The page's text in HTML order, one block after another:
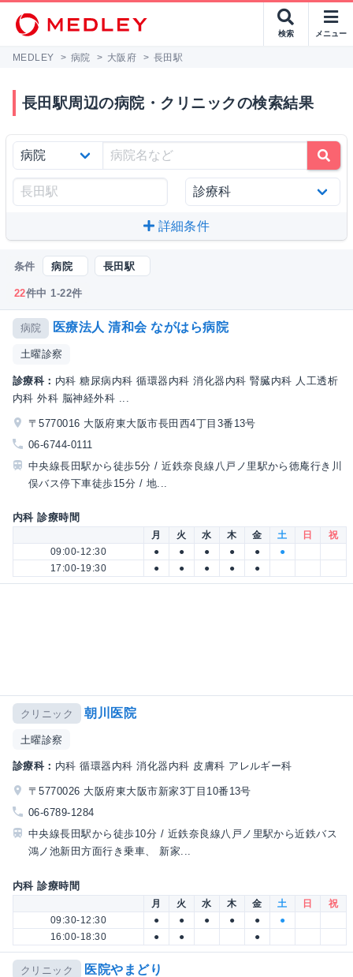
検索 メニュー
MEDLEY > 病院 > 大阪府 > 長田駅
長田駅周辺の病院・クリニックの検索結果
詳細条件
条件 病院 長田駅
22件中 1-22件
病院 医療法人 清和会 ながはら病院
土曜診察
診療科： 内科 糖尿病内科 循環器内科 消化器内科 腎臓内科 人工透析
内科 外科 脳神経外科 ...
〒5770016 大阪府東大阪市長田西4丁目3番13号
06-6744-0111
中央線長田駅から徒歩5分 / 近鉄奈良線八戸ノ里駅から徳庵行き川
俣バス停下車徒歩15分 / 地...
内科 診療時間
月 火 水 木 金 土 日
祝
09:00-12:30
● ● ● ● ●
●
17:00-19:30
● ● ● ● ●
クリニック 朝川医院
土曜診察
診療科： 内科 循環器内科 消化器内科 皮膚科 アレルギー科
〒5770026 大阪府東大阪市新家3丁目10番13号
06-6789-1284
中央線長田駅から徒歩10分 / 近鉄奈良線八戸ノ里駅から近鉄バス
鴻ノ池新田方面行き乗車、 新家...
内科 診療時間
月 火 水 木 金 土 日
祝
09:30-12:30
● ● ● ● ●
●
16:00-18:30
● ● ●
クリニック 医院やまどり